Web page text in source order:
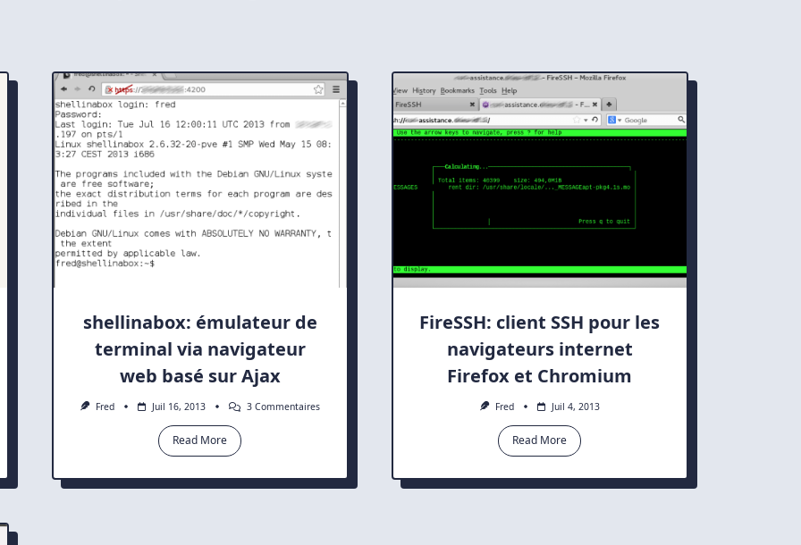
shellinabox: émulateur de
terminal via navigateur
web basé sur Ajax
Fred Juil 16, 2013 3 CommentairesSur
Navigateur
Read More
FireSSH: client SSH pour les
navigateurs internet
Firefox et Chromium
Fred Juil 4, 2013
Read More